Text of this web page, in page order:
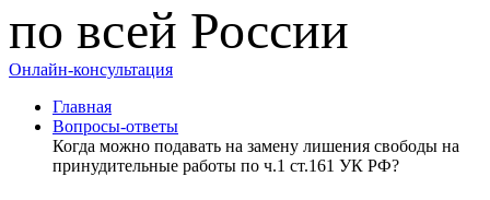
по всей России
Онлайн-консультация
Главная
Вопросы-ответы
Когда можно подавать на замену лишения свободы на
принудительные работы по ч.1 ст.161 УК РФ?